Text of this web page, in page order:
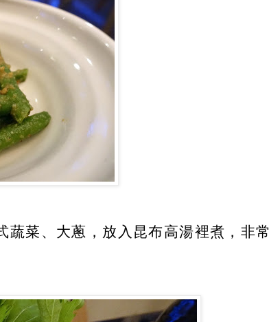
菜、大蔥，放入昆布高湯裡煮，非常